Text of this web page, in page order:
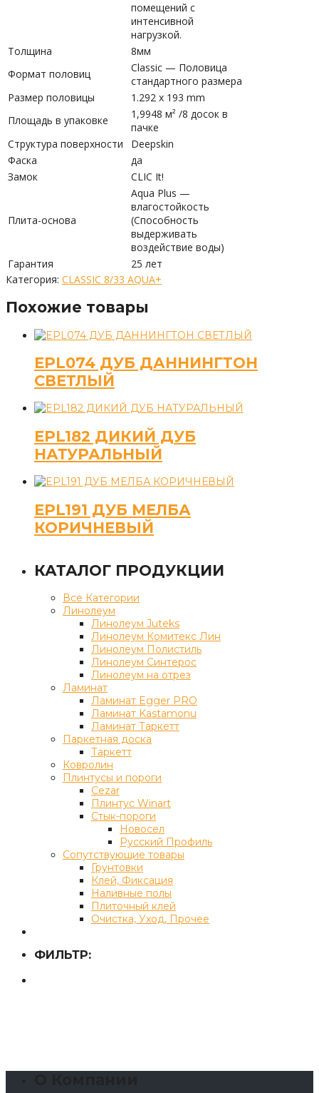
помещений с
интенсивной
нагрузкой.
Толщина
8мм
Формат половиц
Classic — Половица
стандартного размера
Размер половицы
1.292 x 193 mm
Площадь в упаковке
1,9948 м² /8 досок в
пачке
Структура поверхности
Deepskin
Фаска
да
Замок
CLIC It!
Плита-основа
Aqua Plus —
влагостойкость
(Способность
выдерживать
воздействие воды)
Гарантия
25 лет
Категория: CLASSIC 8/33 AQUA+
Похожие товары
EPL074 ДУБ ДАННИНГТОН
СВЕТЛЫЙ
EPL182 ДИКИЙ ДУБ
НАТУРАЛЬНЫЙ
EPL191 ДУБ МЕЛБА
КОРИЧНЕВЫЙ
КАТАЛОГ ПРОДУКЦИИ
Все Категории
Линолеум
Линолеум Juteks
Линолеум Комитекс Лин
Линолеум Полистиль
Линолеум Синтерос
Линолеум на отрез
Ламинат
Ламинат Egger PRO
Ламинат Kastamonu
Ламинат Таркетт
Паркетная доска
Таркетт
Ковролин
Плинтусы и пороги
Cezar
Плинтус Winart
Стык-пороги
Новосел
Русский Профиль
Сопутствующие товары
Грунтовки
Клей, Фиксация
Наливные полы
Плиточный клей
Очистка, Уход, Прочее
ФИЛЬТР: